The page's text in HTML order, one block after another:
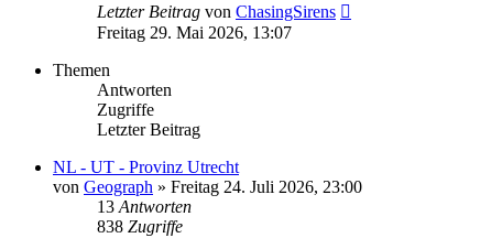
Letzter Beitrag von ChasingSirens
Freitag 29. Mai 2026, 13:07
Themen
Antworten
Zugriffe
Letzter Beitrag
NL - UT - Provinz Utrecht
von Geograph » Freitag 24. Juli 2026, 23:00
13 Antworten
838 Zugriffe